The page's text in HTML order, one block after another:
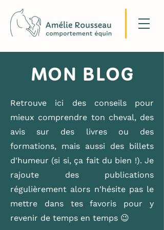
MON BLOG
Retrouve ici des conseils pour
mieux comprendre ton cheval, des
avis sur des livres ou des
formations, mais aussi des billets
d'humeur (si si, ça fait du bien !). Je
rajoute des publications
régulièrement alors n'hésite pas le
mettre dans tes favoris pour y
revenir de temps en temps 😉